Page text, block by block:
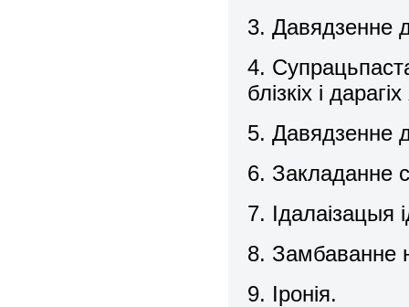
3. Давядзенне
4.
блізкіх і
5. Давядзенне
6. Закладанне
7.
8. Замбаванне
9. Іронія.